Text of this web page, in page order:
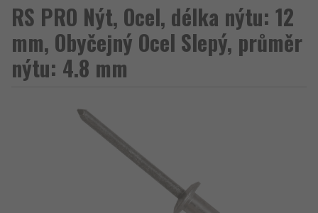
RS PRO Nýt, Ocel, délka nýtu: 12
mm, Obyčejný Ocel Slepý, průměr
nýtu: 4.8 mm